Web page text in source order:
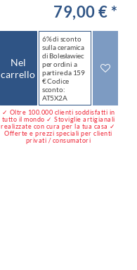
79,00 € *
Nel
carrello
6% di sconto
sulla ceramica
di Bolesławiec
per ordini a
partire da 159
€ Codice
sconto:
AT5X2A
✓ Oltre 100.000 clienti soddisfatti in
tutto il mondo ✓ Stoviglie artigianali
realizzate con cura per la tua casa ✓
Offerte e prezzi speciali per clienti
privati / consumatori